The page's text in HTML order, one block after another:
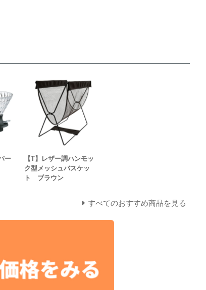
ー
【T】レザー調ハンモッ
ク型メッシュバスケッ
ト ブラウン
すべてのおすすめ商品を見る